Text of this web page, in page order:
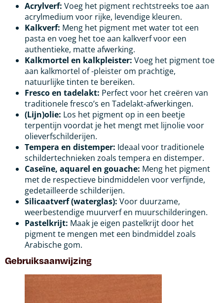
Acrylverf: Voeg het pigment rechtstreeks toe aan
acrylmedium voor rijke, levendige kleuren.
Kalkverf: Meng het pigment met water tot een
pasta en voeg het toe aan kalkverf voor een
authentieke, matte afwerking.
Kalkmortel en kalkpleister: Voeg het pigment toe
aan kalkmortel of -pleister om prachtige,
natuurlijke tinten te bereiken.
Fresco en tadelakt: Perfect voor het creëren van
traditionele fresco’s en Tadelakt-afwerkingen.
(Lijn)olie: Los het pigment op in een beetje
terpentijn voordat je het mengt met lijnolie voor
olieverfschilderijen.
Tempera en distemper: Ideaal voor traditionele
schildertechnieken zoals tempera en distemper.
Caseïne, aquarel en gouache: Meng het pigment
met de respectieve bindmiddelen voor verfijnde,
gedetailleerde schilderijen.
Silicaatverf (waterglas): Voor duurzame,
weerbestendige muurverf en muurschilderingen.
Pastelkrijt: Maak je eigen pastelkrijt door het
pigment te mengen met een bindmiddel zoals
Arabische gom.
Gebruiksaanwijzing